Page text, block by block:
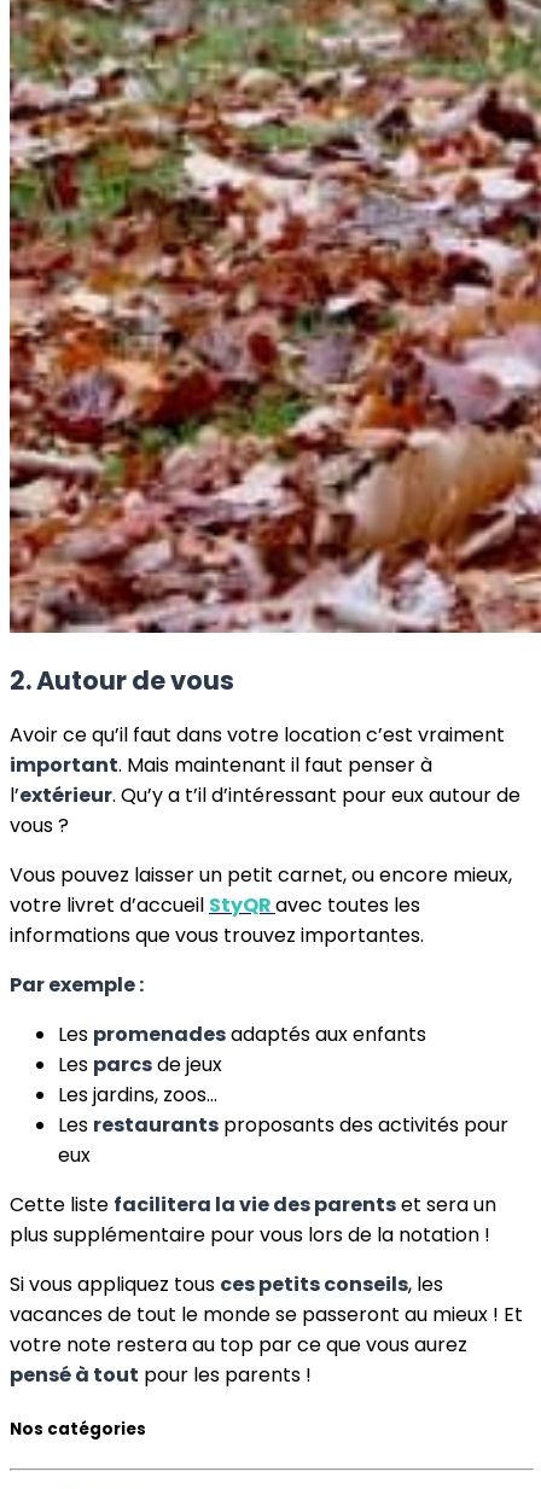
2. Autour de vous
Avoir ce qu’il faut dans votre location c’est vraiment
important. Mais maintenant il faut penser à
l’extérieur. Qu’y a t’il d’intéressant pour eux autour de
vous ?
Vous pouvez laisser un petit carnet, ou encore mieux,
votre livret d’accueil StyQRavec toutes les
informations que vous trouvez importantes.
Par exemple :
Les promenadesadaptés aux enfants
Les parcsde jeux
Les jardins, zoos…
Les restaurants proposants des activités pour
eux
Cette liste facilitera la vie des parentset sera un
plus supplémentaire pour vous lors de la notation !
Si vous appliquez tous ces petits conseils, les
vacances de tout le monde se passeront au mieux ! Et
votre note restera au top par ce que vous aurez
pensé à tout pour les parents !
Nos catégories